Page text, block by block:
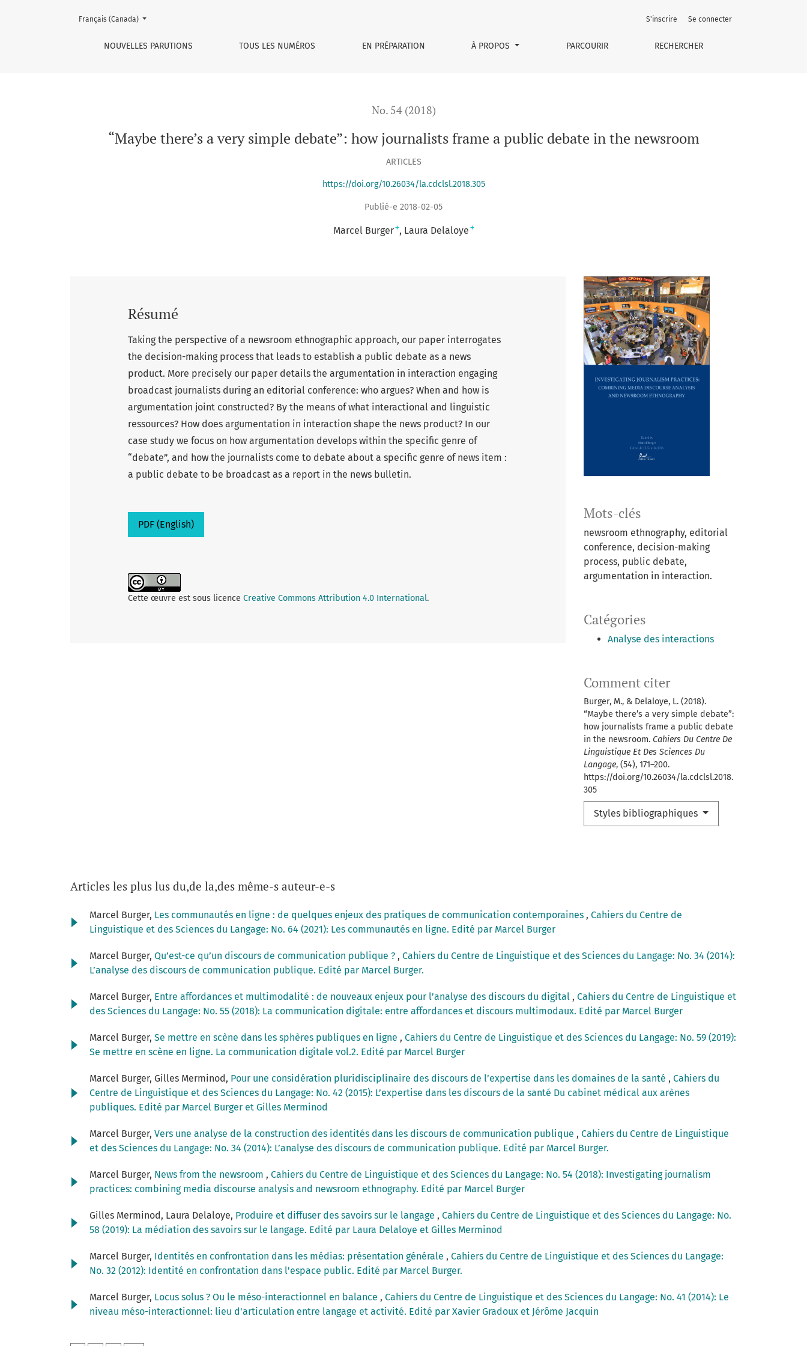
“Maybe there’s a very simple debate”: how journalists frame a public debate in the newsroom
NOUVELLES PARUTIONS TOUS LES NUMÉROS EN PRÉPARATION À PROPOS PARCOURIR RECHERCHER
S'inscrire Se connecter
Changer de langue. La langue actuellement affichée est :
Français (Canada)
No. 54 (2018)
“Maybe there’s a very simple debate”: how journalists frame a public debate in the newsroom
ARTICLES
https://doi.org/10.26034/la.cdclsl.2018.305
Publié-e 2018-02-05
Marcel Burger+ Laura Delaloye +
Mots-clés
newsroom ethnography, editorial
conference, decision-making
process, public debate,
argumentation in interaction.
Catégories
Analyse des interactions
Comment citer
Burger, M., & Delaloye, L. (2018).
“Maybe there’s a very simple debate”:
how journalists frame a public debate
in the newsroom. Cahiers Du Centre De
Linguistique Et Des Sciences Du
Langage, (54), 171–200.
https://doi.org/10.26034/la.cdclsl.2018.
305
Styles bibliographiques
Résumé
Taking the perspective of a newsroom ethnographic approach, our paper interrogates
the decision-making process that leads to establish a public debate as a news
product. More precisely our paper details the argumentation in interaction engaging
broadcast journalists during an editorial conference: who argues? When and how is
argumentation joint constructed? By the means of what interactional and linguistic
ressources? How does argumentation in interaction shape the news product? In our
case study we focus on how argumentation develops within the specific genre of
“debate”, and how the journalists come to debate about a specific genre of news item :
a public debate to be broadcast as a report in the news bulletin.
PDF (English)
Cette œuvre est sous licence Creative Commons Attribution 4.0 International.
Articles les plus lus du,de la,des même-s auteur-e-s
Marcel Burger, Les communautés en ligne : de quelques enjeux des pratiques de communication contemporaines , Cahiers du Centre de
Linguistique et des Sciences du Langage: No. 64 (2021): Les communautés en ligne. Edité par Marcel Burger
Marcel Burger, Qu’est-ce qu’un discours de communication publique ? , Cahiers du Centre de Linguistique et des Sciences du Langage: No. 34 (2014):
L’analyse des discours de communication publique. Edité par Marcel Burger.
Marcel Burger, Entre affordances et multimodalité : de nouveaux enjeux pour l’analyse des discours du digital , Cahiers du Centre de Linguistique et
des Sciences du Langage: No. 55 (2018): La communication digitale: entre affordances et discours multimodaux. Edité par Marcel Burger
Marcel Burger, Se mettre en scène dans les sphères publiques en ligne , Cahiers du Centre de Linguistique et des Sciences du Langage: No. 59 (2019):
Se mettre en scène en ligne. La communication digitale vol.2. Edité par Marcel Burger
Marcel Burger, Gilles Merminod, Pour une considération pluridisciplinaire des discours de l’expertise dans les domaines de la santé , Cahiers du
Centre de Linguistique et des Sciences du Langage: No. 42 (2015): L’expertise dans les discours de la santé Du cabinet médical aux arènes
publiques. Edité par Marcel Burger et Gilles Merminod
Marcel Burger, Vers une analyse de la construction des identités dans les discours de communication publique , Cahiers du Centre de Linguistique
et des Sciences du Langage: No. 34 (2014): L’analyse des discours de communication publique. Edité par Marcel Burger.
Marcel Burger, News from the newsroom , Cahiers du Centre de Linguistique et des Sciences du Langage: No. 54 (2018): Investigating journalism
practices: combining media discourse analysis and newsroom ethnography. Edité par Marcel Burger
Gilles Merminod, Laura Delaloye, Produire et diffuser des savoirs sur le langage , Cahiers du Centre de Linguistique et des Sciences du Langage: No.
58 (2019): La médiation des savoirs sur le langage. Edité par Laura Delaloye et Gilles Merminod
Marcel Burger, Identités en confrontation dans les médias: présentation générale , Cahiers du Centre de Linguistique et des Sciences du Langage:
No. 32 (2012): Identité en confrontation dans l'espace public. Edité par Marcel Burger.
Marcel Burger, Locus solus ? Ou le méso-interactionnel en balance , Cahiers du Centre de Linguistique et des Sciences du Langage: No. 41 (2014): Le
niveau méso-interactionnel: lieu d'articulation entre langage et activité. Edité par Xavier Gradoux et Jérôme Jacquin